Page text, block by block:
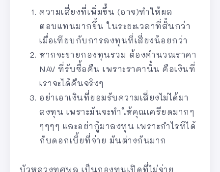
ความเสี่ยงที่เพิ่มขึ้น (อาจ)ทำให้ผล
ตอบแทนมากขึ้น ในระยะเวลาที่สั้นกว่า
เมื่อเทียบกับการลงทุนที่เสี่ยงน้อยกว่า
หากจะขายกองทุนรวม ต้องคำนวณราคา
NAV ที่รับซื้อคืน เพราะราคานั้น คือเงินที่
เราจะได้คืนจริงๆ
อย่าเอาเงินที่ยอมรับความเสี่ยงไม่ได้มา
ลงทุน เพราะมันจะทำให้คุณเครียดมากๆ
ๆๆๆๆ และอย่ากู้มาลงทุน เพราะกำไรทีได้
กับดอกเบี้ยที่จ่าย มันต่างกันมาก
บัวหลวงทศพล เป็นกองทุนเปิดที่ไม่จ่าย